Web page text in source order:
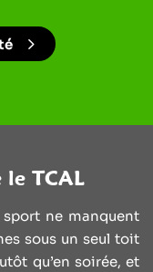
TCAL
sport ne manquent
sous un seul toit
qu’en soirée, et